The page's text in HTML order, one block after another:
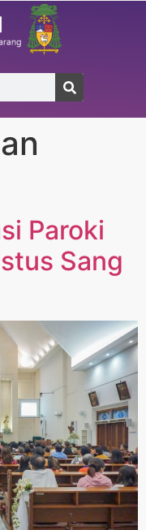
Paroki
Sang